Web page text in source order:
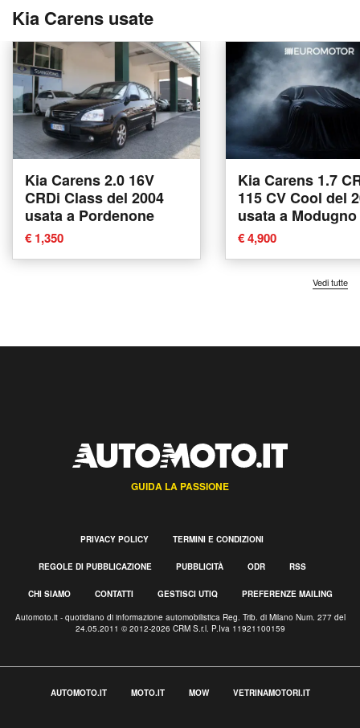
Kia Carens usate
Kia Carens 2.0 16V
CRDi Class del 2004
usata a Pordenone
€ 1,350
Kia Carens 1.7
115 CV Cool del
usata a Modugno
€ 4,900
Vedi tutte
GUIDA LA PASSIONE
PRIVACY POLICY TERMINI E CONDIZIONI
REGOLE DI PUBBLICAZIONE PUBBLICITÀ ODR RSS
CHI SIAMO CONTATTI GESTISCI UTIQ PREFERENZE MAILING
Automoto.it - quotidiano di informazione automobilistica Reg. Trib. di Milano Num. 277 del
24.05.2011 © 2012-2026 CRM S.r.l. P.Iva 11921100159
AUTOMOTO.IT MOTO.IT MOW VETRINAMOTORI.IT